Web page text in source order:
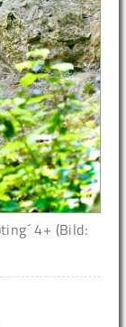
4+ (Bild: